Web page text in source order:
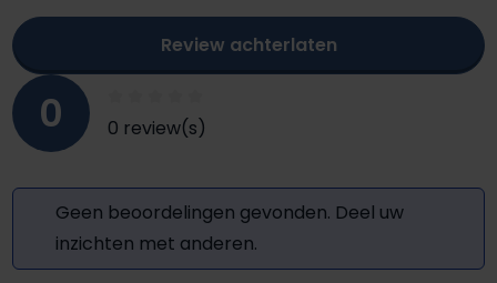
0 0 review(s)
Review achterlaten
Geen beoordelingen gevonden. Deel uw
inzichten met anderen.